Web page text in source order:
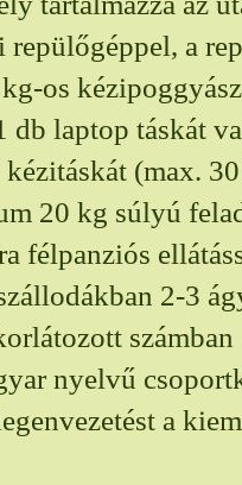
repülőgéppel, a
os
db laptop táskát
(max.
20 kg súlyú
félpanziós
2-3
számban
nyelvű
a